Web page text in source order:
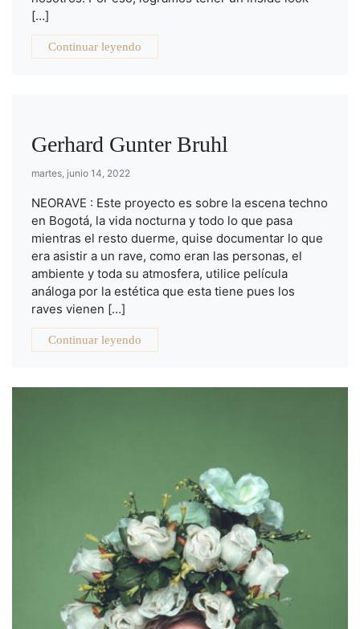
[…]
Continuar leyendo
Gerhard Gunter Bruhl
martes, junio 14, 2022
NEORAVE : Este proyecto es sobre la escena techno
en Bogotá, la vida nocturna y todo lo que pasa
mientras el resto duerme, quise documentar lo que
era asistir a un rave, como eran las personas, el
ambiente y toda su atmosfera, utilice película
análoga por la estética que esta tiene pues los
raves vienen […]
Continuar leyendo